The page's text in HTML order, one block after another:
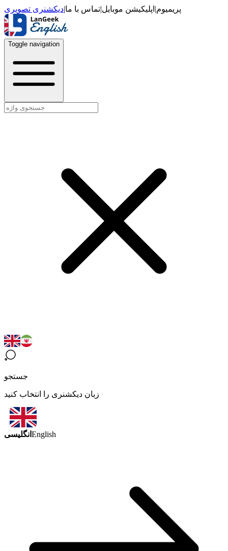
پریمیوم| اپلیکیشن موبایل|تماس با ما|دیکشنری تصویری
Toggle navigation
جستجو
زبان دیکشنری را انتخاب کنید
انگلیسی English